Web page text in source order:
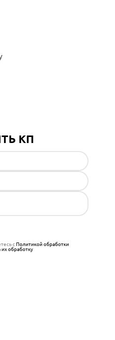
КП
сПолитикой обработки
их обработку